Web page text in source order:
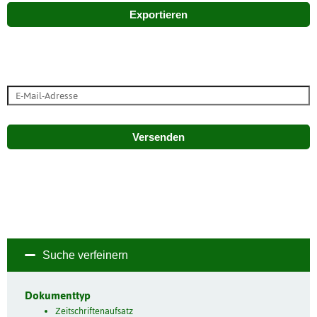
Exportieren
Versenden
Suche verfeinern
Dokumenttyp
Zeitschriftenaufsatz